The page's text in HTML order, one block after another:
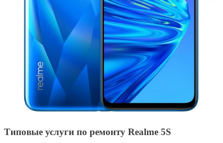
Типовые услуги по ремонту Realme 5S